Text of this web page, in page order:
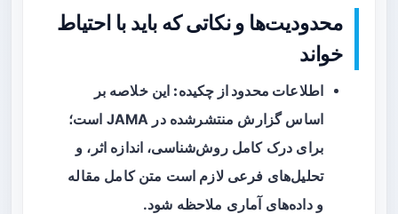
محدودیت‌ها و نکاتی که باید با احتیاط
خواند
اطلاعات محدود از چکیده: این خلاصه بر
اساس گزارش منتشرشده در JAMA است؛
برای درک کامل روش‌شناسی، اندازه اثر، و
تحلیل‌های فرعی لازم است متن کامل مقاله
و داده‌های آماری ملاحظه شود.